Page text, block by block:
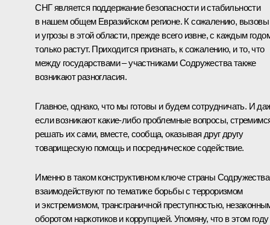
СНГ является поддержание безопасности и стабильности
в нашем общем Евразийском регионе. К сожалению, вызовы
и угрозы в этой области, прежде всего извне, с каждым
только растут. Приходится признать, к сожалению, и то, что
между государствами – участниками Содружества также
возникают разногласия.
Главное, однако, что мы готовы и будем сотрудничать. И
если возникают какие-либо проблемные вопросы,
решать их сами, вместе, сообща, оказывая друг другу
товарищескую помощь и посредническое содействие.
Именно в таком конструктивном ключе страны Содружества
взаимодействуют по тематике борьбы с терроризмом
и экстремизмом, трансграничной преступностью,
оборотом наркотиков и коррупцией. Упомяну, что в этом году